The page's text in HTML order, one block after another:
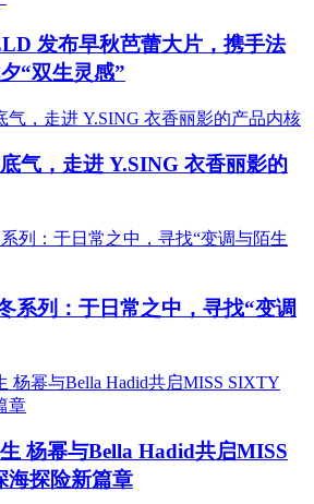
发布早秋芭蕾大片，携手法
“双生灵感”
气，走进 Y.SING 衣香丽影的
系列：于日常之中，寻找“变调
杨幂与Bella Hadid共启MISS
海探险新篇章